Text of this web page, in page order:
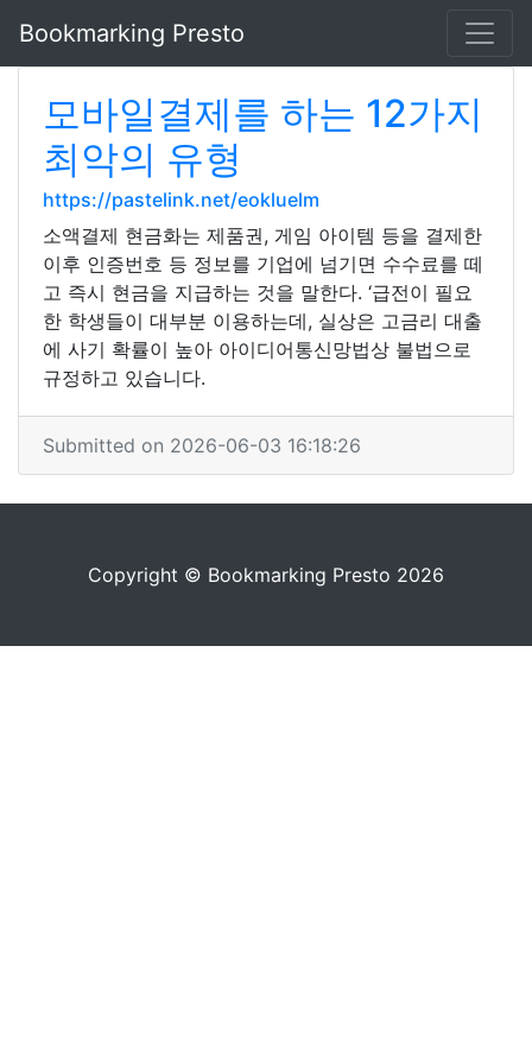
Bookmarking Presto
모바일결제를 하는 12가지
최악의 유형
https://pastelink.net/eokluelm
소액결제 현금화는 제품권, 게임 아이템 등을 결제한
이후 인증번호 등 정보를 기업에 넘기면 수수료를 떼
고 즉시 현금을 지급하는 것을 말한다. ‘급전이 필요
한 학생들이 대부분 이용하는데, 실상은 고금리 대출
에 사기 확률이 높아 아이디어통신망법상 불법으로
규정하고 있습니다.
Submitted on 2026-06-03 16:18:26
Copyright © Bookmarking Presto 2026